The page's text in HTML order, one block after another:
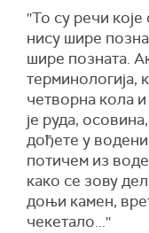
''То су речи
нису шире
шире позната.
терминологија,
четворна кола
је руда,
дођете у
потичем из
како се зову
доњи камен,
чекетало...''